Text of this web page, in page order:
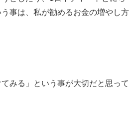
事は、私が勧めるお金の増やし方
みる」という事が大切だと思って